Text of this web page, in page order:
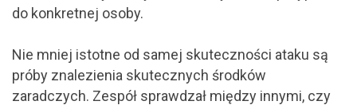
do konkretnej osoby.
Nie mniej istotne od samej skuteczności ataku są
próby znalezienia skutecznych środków
zaradczych. Zespół sprawdzał między innymi, czy